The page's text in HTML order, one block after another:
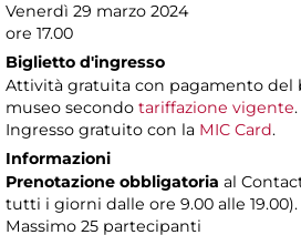
Venerdì 29 marzo 2024
ore 17.00
Biglietto d'ingresso
Attività gratuita con pagamento del
museo secondo tariffazione vigente.
Ingresso gratuito con la MIC Card.
Informazioni
Prenotazione obbligatoria al
tutti i giorni dalle ore 9.00 alle 19.00).
Massimo 25 partecipanti